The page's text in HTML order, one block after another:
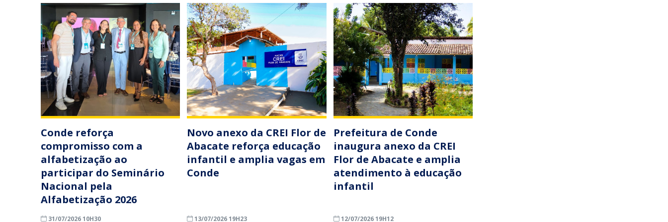
Conde reforça
compromisso com a
alfabetização ao
participar do Seminário
Nacional pela
Alfabetização 2026
31/07/2026 10H30
Novo anexo da CREI Flor de
Abacate reforça educação
infantil e amplia vagas em
Conde
13/07/2026 19H23
Prefeitura de Conde
inaugura anexo da CREI
Flor de Abacate e amplia
atendimento à educação
infantil
12/07/2026 19H12